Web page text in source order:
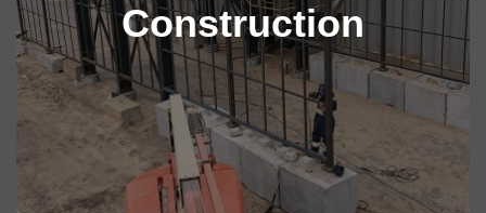
Construction